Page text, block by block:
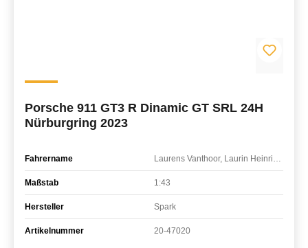
Porsche 911 GT3 R Dinamic GT SRL 24H
Nürburgring 2023
Fahrername
Maßstab 1:43
Hersteller Spark
Artikelnummer 20-47020